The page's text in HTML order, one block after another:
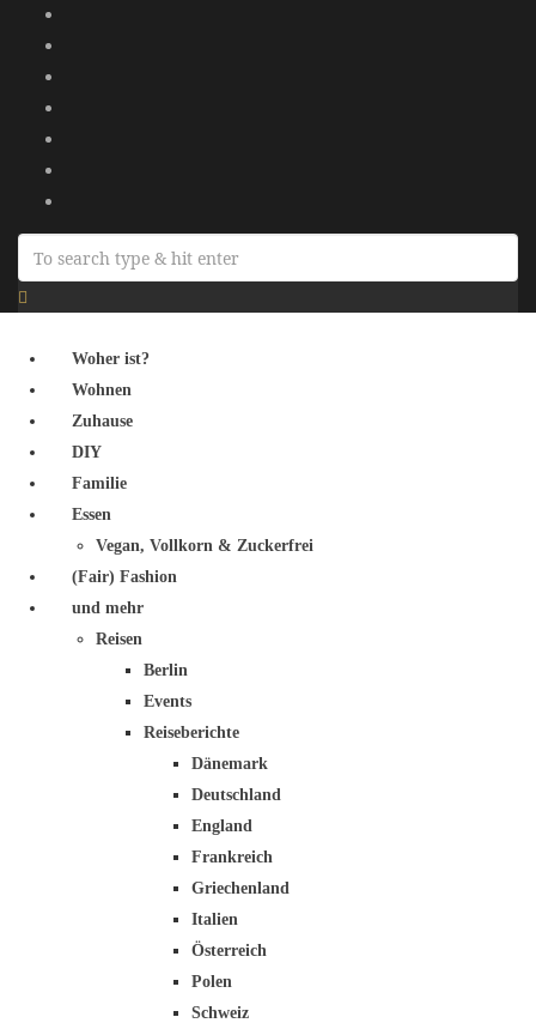
Woher ist?
Wohnen
Zuhause
DIY
Familie
Essen
Vegan, Vollkorn & Zuckerfrei
(Fair) Fashion
und mehr
Reisen
Berlin
Events
Reiseberichte
Dänemark
Deutschland
England
Frankreich
Griechenland
Italien
Österreich
Polen
Schweiz